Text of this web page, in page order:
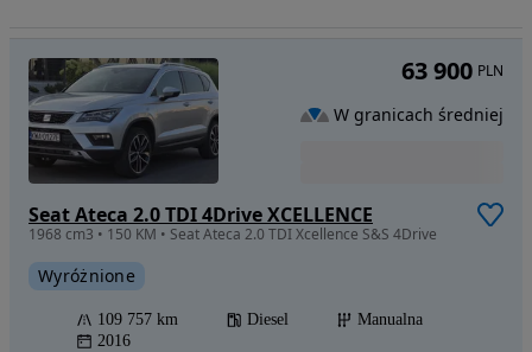
Seat Ateca 2.0 TDI 4Drive XCELLENCE
1968 cm3 • 150 KM • Seat Ateca 2.0 TDI Xcellence S&S 4Drive
Wyróżnione
109 757 km Diesel
Manualna
2016
63 900 PLN
W granicach średniej